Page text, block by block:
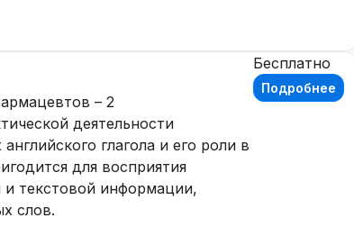
– 2
деятельности
глагола и его роли в
для восприятия
текстовой информации,
слов.
Бесплатно
Подробнее